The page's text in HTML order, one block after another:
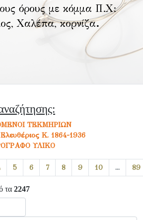
όρους με κόμμα Π.Χ:
Χαλέπα, κορνίζα.
ΤΕΚΜΗΡΙΩΝ
Κ. 1864-1936
ΥΛΙΚΟ
5 6 7 8 9 10 ... 89
τα 2247